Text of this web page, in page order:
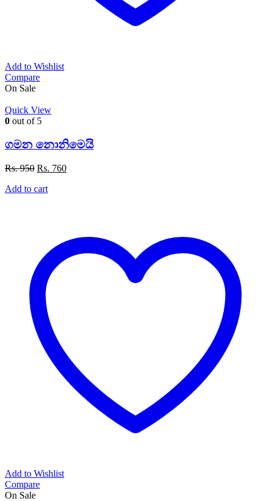
Add to Wishlist
Compare
On Sale
Quick View
0 out of 5
ගමන නොනිමෙයි
Rs.950 Original
was:
Rs. 760Current
Add to cart
Add to Wishlist
Compare
On Sale